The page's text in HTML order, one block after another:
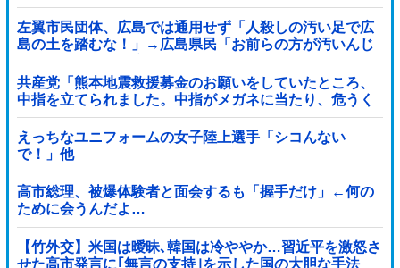
左翼市民団体、広島では通用せず「人殺しの汚い足で広
島の土を踏むな！」→広島県民「お前らの方が汚いんじ
ゃ！」「ワシらが広島県民じゃ」
共産党「熊本地震救援募金のお願いをしていたところ、
中指を立てられました。中指がメガネに当たり、危うく
怪我をするところでした」
えっちなユニフォームの女子陸上選手「シコんない
で！」他
高市総理、被爆体験者と面会するも「握手だけ」←何の
ために会うんだよ…
【竹外交】米国は曖昧､韓国は冷ややか…習近平を激怒さ
せた高市発言に｢無言の支持｣を示した国の大胆な手法